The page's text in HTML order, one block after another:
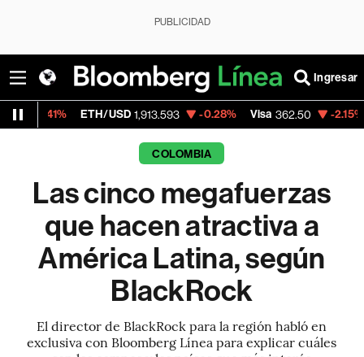
PUBLICIDAD
Ingresar
ETH/USD 1,913.593 -0.28% Visa 362.50 -2.15%
COLOMBIA
Las cinco megafuerzas
que hacen atractiva a
América Latina, según
BlackRock
El director de BlackRock para la región habló en
exclusiva con Bloomberg Línea para explicar cuáles